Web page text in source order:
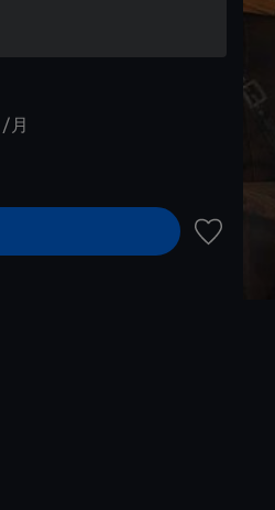
/月